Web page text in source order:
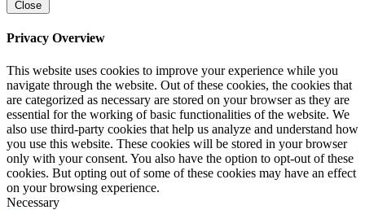
Close
Privacy Overview
This website uses cookies to improve your experience while you
navigate through the website. Out of these cookies, the cookies that
are categorized as necessary are stored on your browser as they are
essential for the working of basic functionalities of the website. We
also use third-party cookies that help us analyze and understand how
you use this website. These cookies will be stored in your browser
only with your consent. You also have the option to opt-out of these
cookies. But opting out of some of these cookies may have an effect
on your browsing experience.
Necessary